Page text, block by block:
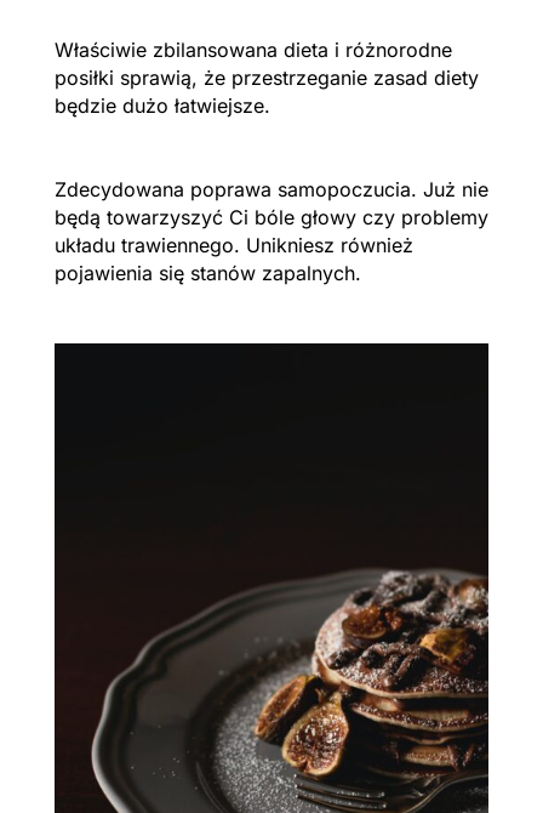
Właściwie zbilansowana dieta i różnorodne
posiłki sprawią, że przestrzeganie zasad diety
będzie dużo łatwiejsze.
Zdecydowana poprawa samopoczucia. Już nie
będą towarzyszyć Ci bóle głowy czy problemy
układu trawiennego. Unikniesz również
pojawienia się stanów zapalnych.